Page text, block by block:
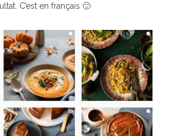
C’est en français 🙂